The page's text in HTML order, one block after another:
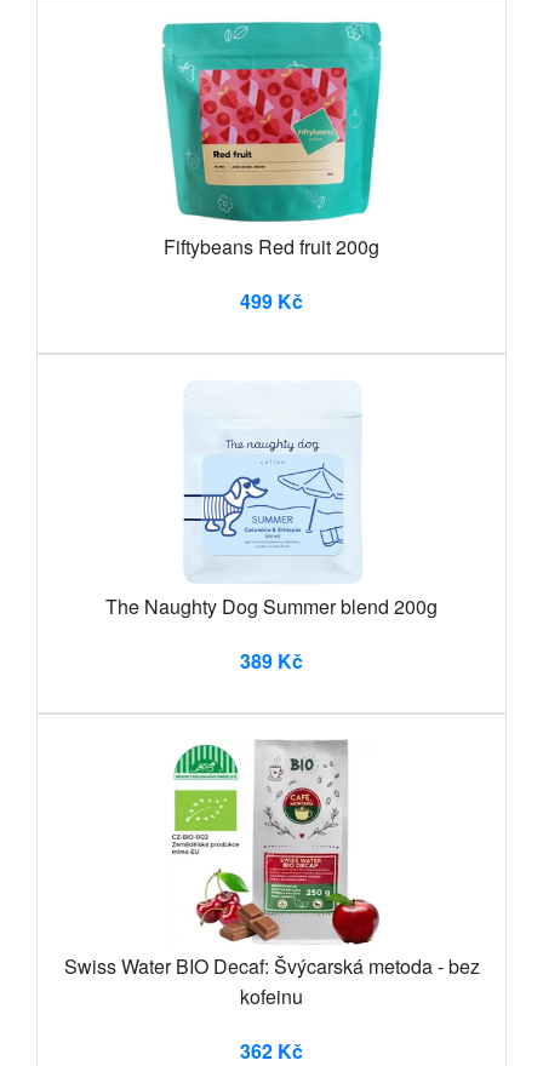
Fiftybeans Red fruit 200g
499 Kč
The Naughty Dog Summer blend 200g
389 Kč
Swiss Water BIO Decaf: Švýcarská metoda - bez
kofeinu
362 Kč